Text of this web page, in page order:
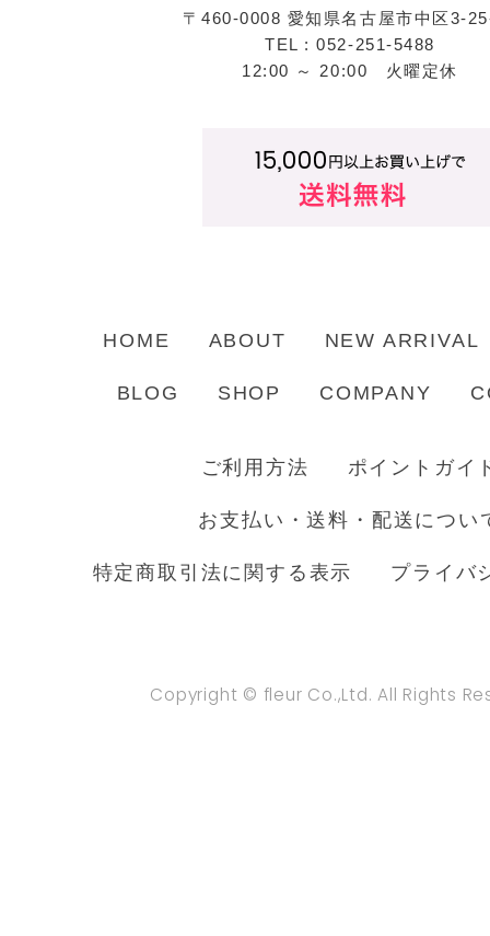
〒460-0008 愛知県名古屋市中区3-
TEL : 052-251-5488
12:00 ～ 20:00 火曜定休
HOME ABOUT NEW ARRIVAL
BLOG SHOP COMPANY
ご利用方法 ポイントガイ
お支払い・送料・配送につい
特定商取引法に関する表示 プライバ
Copyright © fleur Co.,Ltd. All Rights